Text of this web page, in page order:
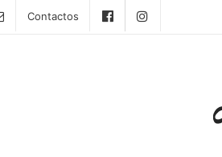
Contactos